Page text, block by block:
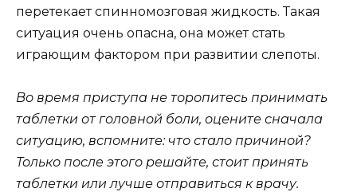
перетекает спинномозговая жидкость. Такая
ситуация очень опасна, она может стать
играющим фактором при развитии слепоты.
Во время приступа не торопитесь принимать
таблетки от головной боли, оцените сначала
ситуацию, вспомните: что стало причиной?
Только после этого решайте, стоит принять
таблетки или лучше отправиться к врачу.